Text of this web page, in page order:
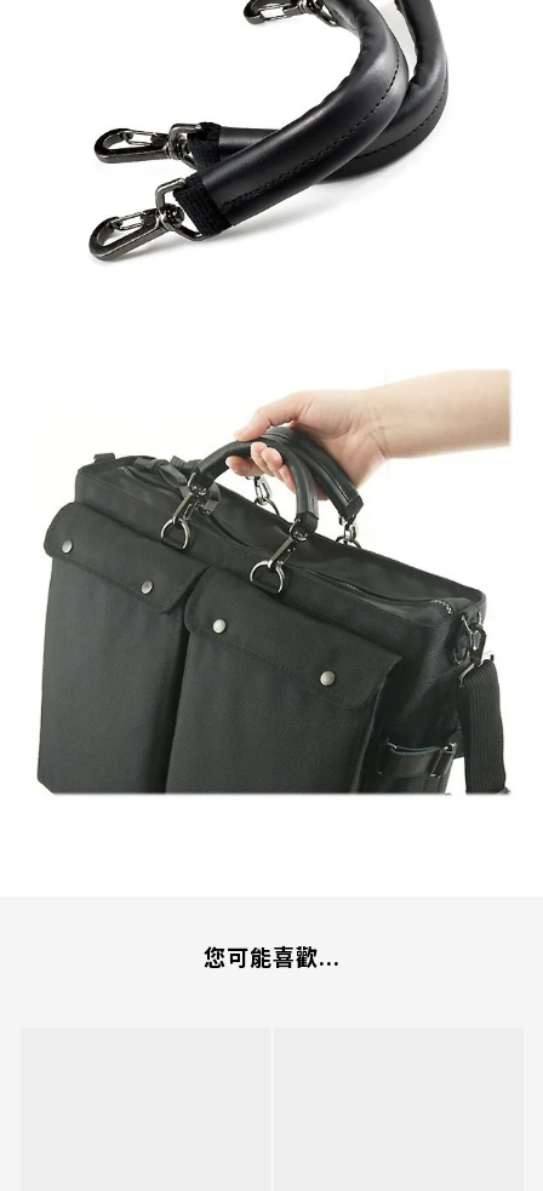
您可能喜歡...